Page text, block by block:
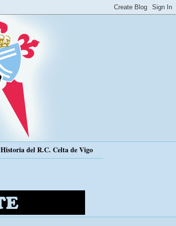
Historia del R.C. Celta de Vigo